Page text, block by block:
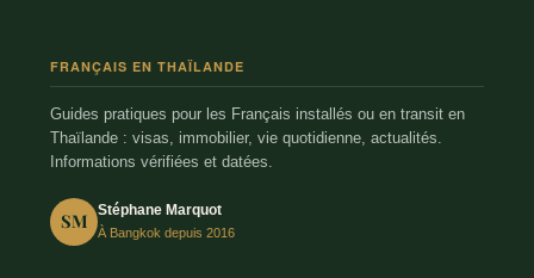
FRANÇAIS EN THAÏLANDE
Guides pratiques pour les Français installés ou en transit en
Thaïlande : visas, immobilier, vie quotidienne, actualités.
Informations vérifiées et datées.
SM Stéphane Marquot
À Bangkok depuis 2016